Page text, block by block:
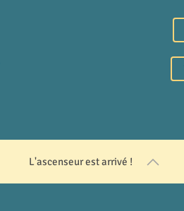
L'ascenseur est arrivé !